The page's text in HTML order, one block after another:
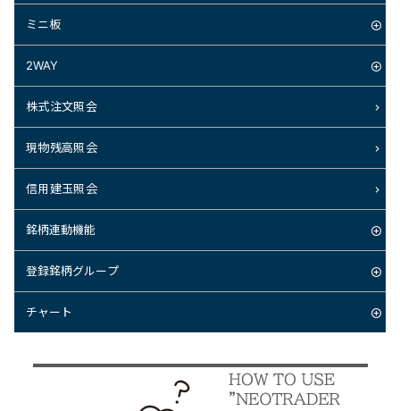
ミニ板
2WAY
株式注文照会
現物残高照会
信用建玉照会
銘柄連動機能
登録銘柄グループ
チャート